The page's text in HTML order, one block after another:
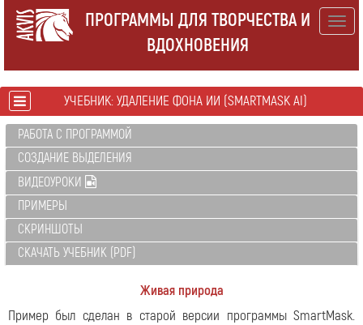
ПРОГРАММЫ ДЛЯ ТВОРЧЕСТВА И
ВДОХНОВЕНИЯ
УЧЕБНИК: УДАЛЕНИЕ ФОНА ИИ (SMARTMASK AI)
РАБОТА С ПРОГРАММОЙ
СОЗДАНИЕ ВЫДЕЛЕНИЯ
ВИДЕОУРОКИ
ПРИМЕРЫ
СКРИНШОТЫ
СКАЧАТЬ УЧЕБНИК (PDF)
Живая природа
Пример был сделан в старой версии программы SmartMask.